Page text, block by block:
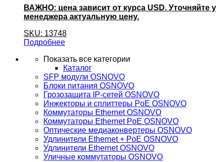
ВАЖНО: цена зависит от курса USD. Уточняйте у
менеджера актуальную цену.
SKU: 13748
Подробнее
Показать все категории
Каталог
SFP модули OSNOVO
Блоки питания OSNOVO
Грозозащита IP-сетей OSNOVO
Инжекторы и сплиттеры PoE OSNOVO
Коммутаторы Ethernet OSNOVO
Коммутаторы Ethernet PoE OSNOVO
Оптические медиаконвертеры OSNOVO
Удлинители Ethernet + PoE OSNOVO
Удлинители Ethernet OSNOVO
Уличные коммутаторы OSNOVO